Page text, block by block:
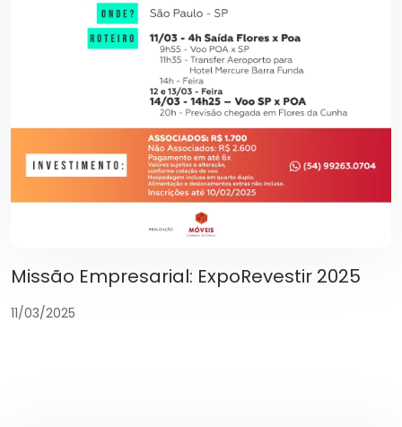
Missão Empresarial: ExpoRevestir 2025
11/03/2025